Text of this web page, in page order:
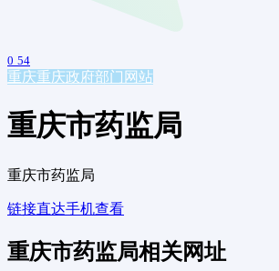
0 54
重庆重庆政府部门网站
重庆市药监局
重庆市药监局
链接直达手机查看
重庆市药监局相关网址